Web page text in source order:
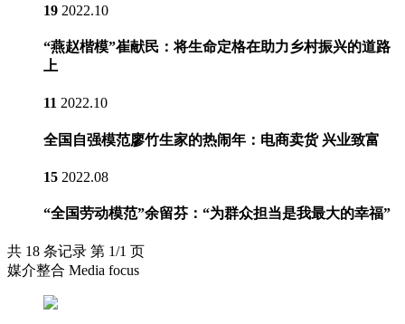
19 2022.10
“燕赵楷模”崔献民：将生命定格在助力乡村振兴的道路
上
11 2022.10
全国自强模范廖竹生家的热闹年：电商卖货 兴业致富
15 2022.08
“全国劳动模范”余留芬：“为群众担当是我最大的幸福”
共 18 条记录 第 1/1 页
媒介整合 Media focus